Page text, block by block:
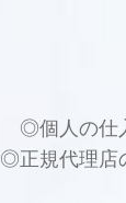
◎個人の仕
◎正規代理店